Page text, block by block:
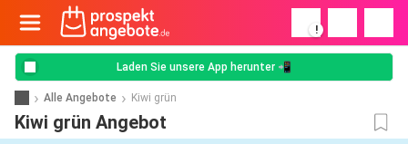
!
Laden Sie unsere App herunter 📲
Alle Angebote Kiwi grün
Kiwi grün Angebot